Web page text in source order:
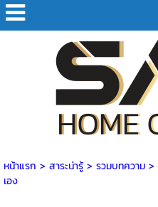
หน้าแรก > สาระน่ารู้ > รวมบทความ>
เอง